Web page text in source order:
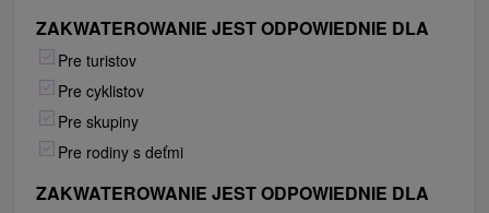
ZAKWATEROWANIE JEST ODPOWIEDNIE DLA
Pre turistov
Pre cyklistov
Pre skupiny
Pre rodiny s deťmi
ZAKWATEROWANIE JEST ODPOWIEDNIE DLA